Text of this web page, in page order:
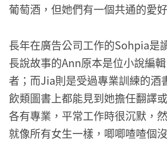
葡萄酒，但她們有一個共通的愛
長年在廣告公司工作的Sohpia是
長說故事的Ann原本是位小說編
者；而Jia則是受過專業訓練的酒
飲類圖書上都能見到她擔任翻譯
各有專業，平常工作時很沉默，
就像所有女生一樣，唧唧喳喳個